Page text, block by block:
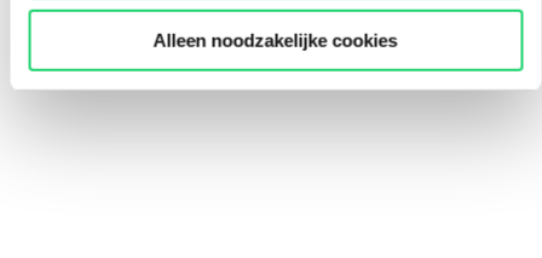
Alleen noodzakelijke cookies